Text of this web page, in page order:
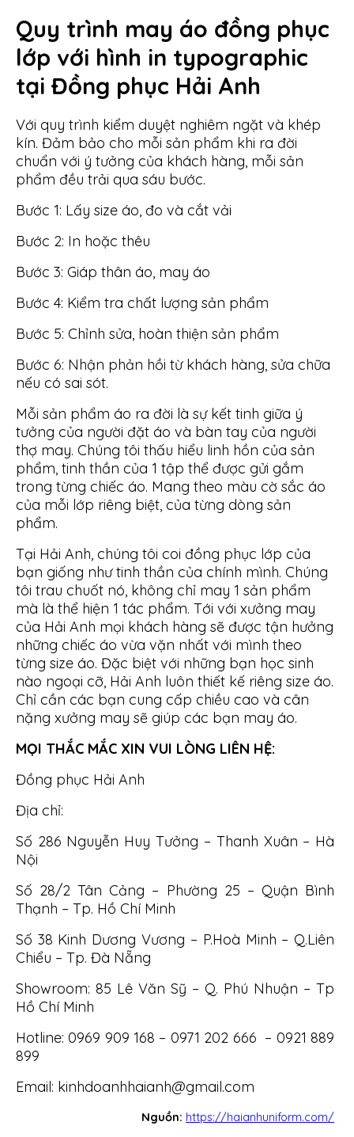
Quy trình may áo đồng phục
lớp với hình in typographic
tại Đồng phục Hải Anh
Với quy trình kiểm duyệt nghiêm ngặt và khép
kín. Đảm bảo cho mỗi sản phẩm khi ra đời
chuẩn với ý tưởng của khách hàng, mỗi sản
phẩm đều trải qua sáu bước.
Bước 1: Lấy size áo, đo và cắt vải
Bước 2: In hoặc thêu
Bước 3: Giáp thân áo, may áo
Bước 4: Kiểm tra chất lượng sản phẩm
Bước 5: Chỉnh sửa, hoàn thiện sản phẩm
Bước 6: Nhận phản hồi từ khách hàng, sửa chữa
nếu có sai sót.
Mỗi sản phẩm áo ra đời là sự kết tinh giữa ý
tưởng của người đặt áo và bàn tay của người
thợ may. Chúng tôi thấu hiểu linh hồn của sản
phẩm, tinh thần của 1 tập thể được gửi gắm
trong từng chiếc áo. Mang theo màu cờ sắc áo
của mỗi lớp riêng biệt, của từng dòng sản
phẩm.
Tại Hải Anh, chúng tôi coi đồng phục lớp của
bạn giống như tinh thần của chính mình. Chúng
tôi trau chuốt nó, không chỉ may 1 sản phẩm
mà là thể hiện 1 tác phẩm. Tới với xưởng may
của Hải Anh mọi khách hàng sẽ được tận hưởng
những chiếc áo vừa vặn nhất với mình theo
từng size áo. Đặc biệt với những bạn học sinh
nào ngoại cỡ, Hải Anh luôn thiết kế riêng size áo.
Chỉ cần các bạn cung cấp chiều cao và cân
nặng xưởng may sẽ giúp các bạn may áo.
MỌI THẮC MẮC XIN VUI LÒNG LIÊN HỆ:
Đồng phục Hải Anh
Địa chỉ:
Số 286 Nguyễn Huy Tưởng – Thanh Xuân – Hà
Nội
Số 28/2 Tân Cảng – Phường 25 – Quận Bình
Thạnh – Tp. Hồ Chí Minh
Số 38 Kinh Dương Vương – P.Hoà Minh – Q.Liên
Chiểu – Tp. Đà Nẵng
Showroom: 85 Lê Văn Sỹ – Q. Phú Nhuận – Tp
Hồ Chí Minh
Hotline:0969 909 168 – 0971 202 666 – 0921 889
899
Email: kinhdoanhhaianh@gmail.com
Nguồn: https://haianhuniform.com/